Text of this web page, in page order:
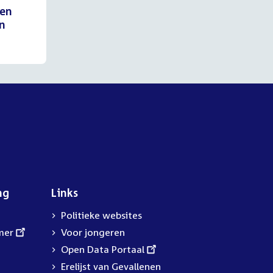
Links
Politieke websites
Voor jongeren
External
link:
Open Data Portaal
Erelijst van Gevallenen